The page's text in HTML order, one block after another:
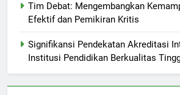
Tim Debat: Mengembangkan
Efektif dan Pemikiran Kritis
Signifikansi Pendekatan Akreditasi
Institusi Pendidikan Berkualitas